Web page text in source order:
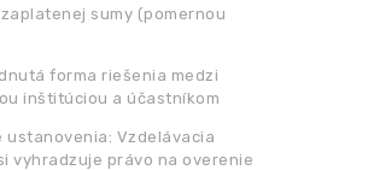
sumy (pomernou
forma riešenia medzi
inštitúciou a účastníkom
ustanovenia: Vzdelávacia
vyhradzuje právo na overenie